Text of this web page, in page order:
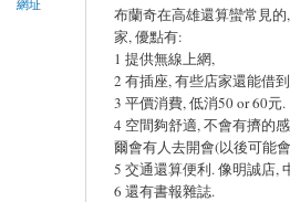
網址
布蘭奇在高雄還算蠻常見
家, 優點有:
1 提供無線上網,
2 有插座, 有些店家還能借
3 平價消費, 低消50 or 60元.
4 空間夠舒適, 不會有擠的
爾會有人去開會(以後可能
5 交通還算便利. 像明誠店,
6 還有書報雜誌.